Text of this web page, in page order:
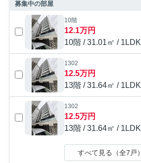
募集中の部屋
10階
12.1万円
10階 / 31.01㎡ / 1LDK
1302
12.5万円
13階 / 31.64㎡ / 1LDK
1302
12.5万円
13階 / 31.64㎡ / 1LDK
すべて見る（全7戸）